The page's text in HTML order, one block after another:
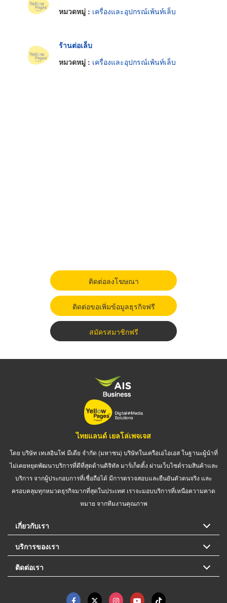
หมวดหมู่ : เครื่องและอุปกรณ์เพ้นท์เล็บ
ร้านต่อเล็บ
หมวดหมู่ : เครื่องและอุปกรณ์เพ้นท์เล็บ
ติดต่อลงโฆษณา
ติดต่อขอเพิ่มข้อมูลธุรกิจฟรี
สมัครสมาชิกฟรี
ไทยแลนด์ เยลโล่เพจเจส
โดย บริษัท เทเลอินโฟ มีเดีย จำกัด (มหาชน) บริษัทในเครือเอไอเอส ในฐานะผู้นำที่
ไม่เคยหยุดพัฒนาบริการที่ดีที่สุดด้านดิจิทัล มาร์เก็ตติ้ง ผ่านเว็บไซต์รวมสินค้าและ
บริการ จากผู้ประกอบการที่เชื่อถือได้ มีการตรวจสอบและยืนยันตัวตนจริง และ
ครอบคลุมทุกหมวดธุรกิจมากที่สุดในประเทศ เราจะมอบบริการที่เหนือความคาด
หมาย จากทีมงานคุณภาพ
เกี่ยวกับเรา
บริการของเรา
ติดต่อเรา